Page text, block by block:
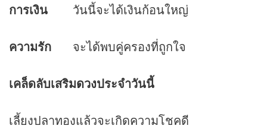
การเงิน วันนี้จะได้เงินก้อนใหญ่
ความรัก จะได้พบคู่ครองที่ถูกใจ
เคล็ดลับเสริมดวงประจำวันนี้
เลี้ยงปลาทองแล้วจะเกิดความโชคดี